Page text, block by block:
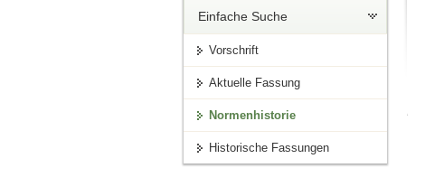
Einfache Suche
Vorschrift
Aktuelle Fassung
Normenhistorie
Historische Fassungen